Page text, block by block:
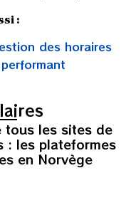
:
des horaires
tous les sites de
: les plateformes
en Norvège